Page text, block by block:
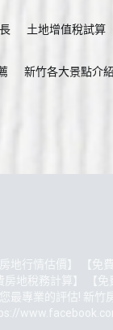
土地增值稅試算
新竹各大景點介
行情估價】 【免
地稅務計算】 【
專業的評估! 新